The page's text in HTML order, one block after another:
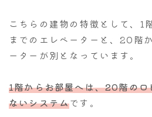
こちらの建物の特徴として、1
までのエレベーターと、20階
ーターが別となっています。
1階からお部屋へは、20階の
ないシステムです。